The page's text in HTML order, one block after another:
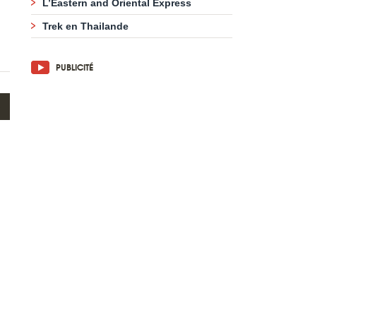
L’Eastern and Oriental Express
Trek en Thailande
PUBLICITÉ